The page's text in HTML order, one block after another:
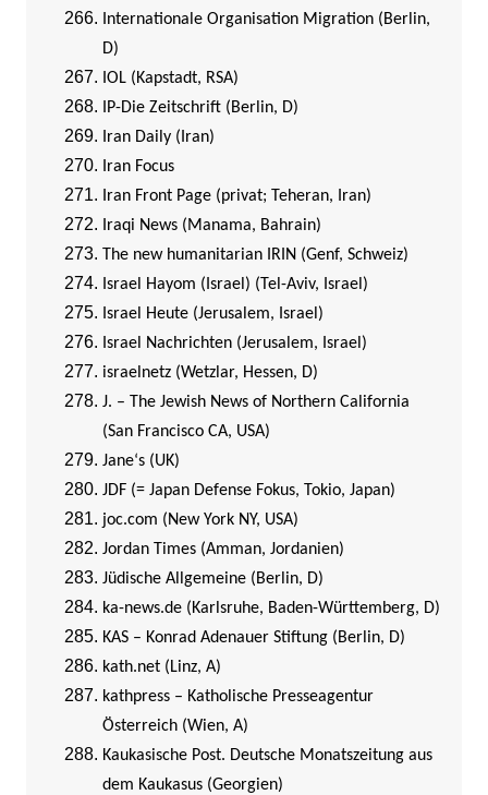
Internationale Organisation Migration (Berlin,
D)
IOL (Kapstadt, RSA)
IP-Die Zeitschrift (Berlin, D)
ran Daily (Iran)
Iran Focus
Iran Front Page (privat; Teheran, Iran)
Iraqi News (Manama, Bahrain)
The new humanitarian IRIN (Genf, Schweiz)
Israel Hayom (Israel) (Tel-Aviv, Israel)
Israel Heute (Jerusalem, Israel)
Israel Nachrichten (Jerusalem, Israel)
israelnetz (Wetzlar, Hessen, D)
J. – The Jewish News of Northern California
(San Francisco CA, USA)
Jane‘s (UK)
JDF (= Japan Defense Fokus, Tokio, Japan)
joc.com (New York NY, USA)
Jordan Times (Amman, Jordanien)
Jüdische Allgemeine (Berlin, D)
ka-news.de (Karlsruhe, Baden-Württemberg, D)
KAS – Konrad Adenauer Stiftung (Berlin, D)
kath.net (Linz, A)
kathpress – Katholische Presseagentur
Österreich (Wien, A)
Kaukasische Post. Deutsche Monatszeitung aus
dem Kaukasus (Georgien)